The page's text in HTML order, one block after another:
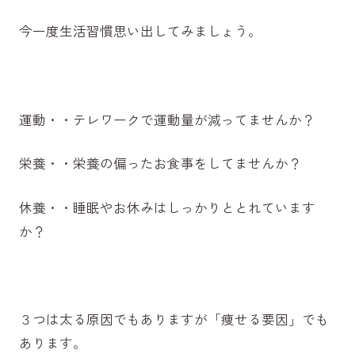
今一度生活習慣思い出してみましょう。
運動・・テレワークで運動量が減ってませんか？
栄養・・栄養の偏ったお食事をしてませんか？
休養・・睡眠やお休みはしっかりととれています
か？
３つは太る原因でもありますが「痩せる要因」でも
あります。